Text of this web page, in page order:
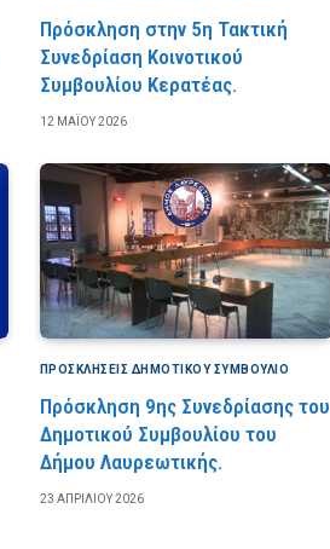
Πρόσκληση στην 5η Τακτική
Συνεδρίαση Κοινοτικού
Συμβουλίου Κερατέας.
12 ΜΑΪ́ΟΥ 2026
ΠΡΟΣΚΛΉΣΕΙΣ ΔΗΜΟΤΙΚΟΎ ΣΥΜΒΟΎΛΙΟ
Πρόσκληση 9ης Συνεδρίασης του
Δημοτικού Συμβουλίου του
Δήμου Λαυρεωτικής.
23 ΑΠΡΙΛΊΟΥ 2026